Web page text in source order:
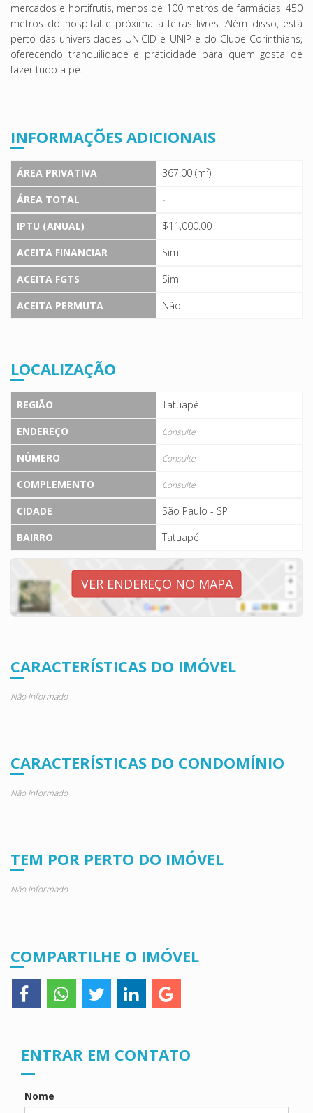
mercados e hortifrutis, menos de 100 metros de farmácias, 450
metros do hospital e próxima a feiras livres. Além disso, está
perto das universidades UNICID e UNIP e do Clube Corinthians,
oferecendo tranquilidade e praticidade para quem gosta de
fazer tudo a pé.
INFORMAÇÕES ADICIONAIS
ÁREA PRIVATIVA
367.00 (m²)
ÁREA TOTAL
-
IPTU (ANUAL)
$11,000.00
ACEITA FINANCIAR
Sim
ACEITA FGTS
Sim
ACEITA PERMUTA
Não
LOCALIZAÇÃO
REGIÃO
Tatuapé
ENDEREÇO
Consulte
NÚMERO Consulte
COMPLEMENTO Consulte
CIDADE
São Paulo - SP
BAIRRO
Tatuapé
VER ENDEREÇO NO MAPA
CARACTERÍSTICAS DO IMÓVEL
Não Informado
CARACTERÍSTICAS DO CONDOMÍNIO
Não Informado
TEM POR PERTO DO IMÓVEL
Não Informado
COMPARTILHE O IMÓVEL
ENTRAR EM CONTATO
Nome